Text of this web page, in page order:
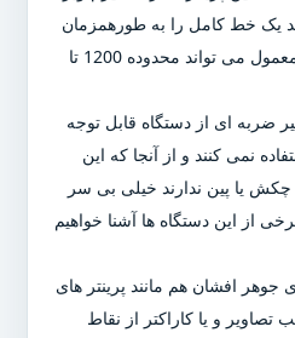
یک خط کامل را به طورهمزمان
چاپ کنند و سرعت آنها به طور معمول می تواند محدوده 1200 تا
ضربه ای از دستگاه قابل توجه
نمی کنند و از آنجا که این
چکش یا پین ندارند خیلی بی سر
از این دستگاه ها آشنا خواهیم
جوهر افشان هم مانند پرینتر های
و یا کاراکتر از نقاط